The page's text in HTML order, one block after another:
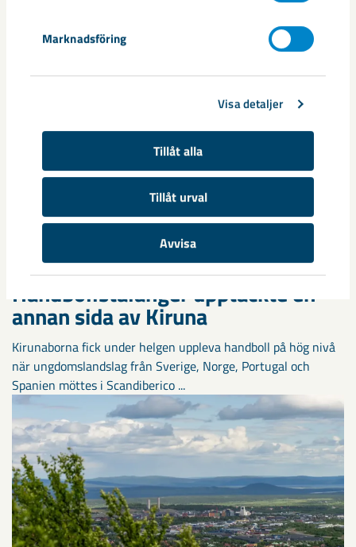
Marknadsföring
Visa detaljer
Tillåt alla
Tillåt urval
Avvisa
gamla Kiruna centrum på grund av den pågående gruvdriften
Handbollstalanger upptäckte en
annan sida av Kiruna
Kirunaborna fick under helgen uppleva handboll på hög nivå
när ungdomslandslag från Sverige, Norge, Portugal och
Spanien möttes i Scandiberico ...